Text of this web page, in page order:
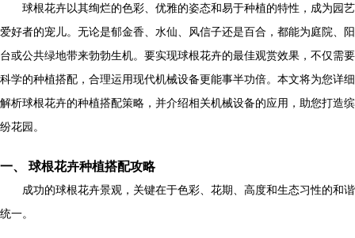
球根花卉以其绚烂的色彩、优雅的姿态和易于种植的特性，成为园艺
爱好者的宠儿。无论是郁金香、水仙、风信子还是百合，都能为庭院、阳
台或公共绿地带来勃勃生机。要实现球根花卉的最佳观赏效果，不仅需要
科学的种植搭配，合理运用现代机械设备更能事半功倍。本文将为您详细
解析球根花卉的种植搭配策略，并介绍相关机械设备的应用，助您打造缤
纷花园。
一、 球根花卉种植搭配攻略
成功的球根花卉景观，关键在于色彩、花期、高度和生态习性的和谐
统一。